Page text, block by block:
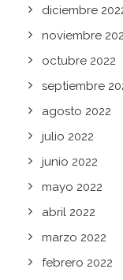
diciembre
noviembre
octubre 2022
septiembre
agosto 2022
julio 2022
junio 2022
mayo 2022
abril 2022
marzo 2022
febrero 2022